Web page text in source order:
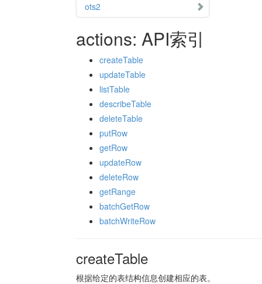
ots2
actions: API索引
createTable
updateTable
listTable
describeTable
deleteTable
putRow
getRow
updateRow
deleteRow
getRange
batchGetRow
batchWriteRow
createTable
根据给定的表结构信息创建相应的表。